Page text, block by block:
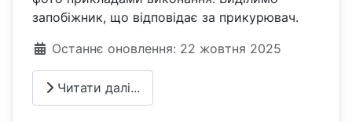
запобіжник, що відповідає за прикурювач.
Деталі
Останнє оновлення: 22 жовтня 2025
Читати далі...